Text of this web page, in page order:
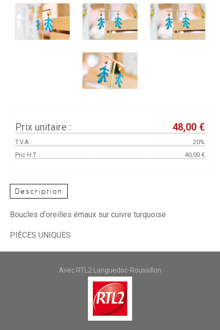
Prix unitaire : 48,00 €
T.V.A :
20%
Pric H.T. :
40,00 €
Description
Boucles d'oreilles émaux sur cuivre turquoise
PIÈCES UNIQUES
Avec RTL2 Languedoc-Roussillon